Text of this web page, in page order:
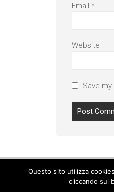
Email *
Website
Save
Questo sito utilizza
cliccando sul